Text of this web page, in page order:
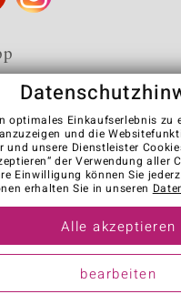
AGB Datenschutz
Kontakt
Vertrag
Visit our stores in other
GmbH (ein
SE)
optimales Einkaufserlebnis zu
und die
und unsere Dienstleister
der Verwendung aller
Einwilligung können Sie
erhalten Sie in unseren
Alle akzeptieren
bearbeiten